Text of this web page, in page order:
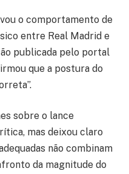
o comportamento de
entre Real Madrid e
publicada pelo portal
que a postura do
sobre o lance
mas deixou claro
não combinam
da magnitude do